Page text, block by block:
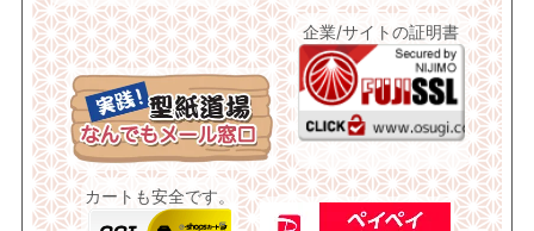
企業/サイトの証明書
カートも安全です。